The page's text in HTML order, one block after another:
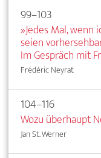
99–103
»Jedes Mal, wenn
seien
Im Gespräch mit
Frédéric Neyrat
104–116
Wozu überhaupt
Jan St. Werner